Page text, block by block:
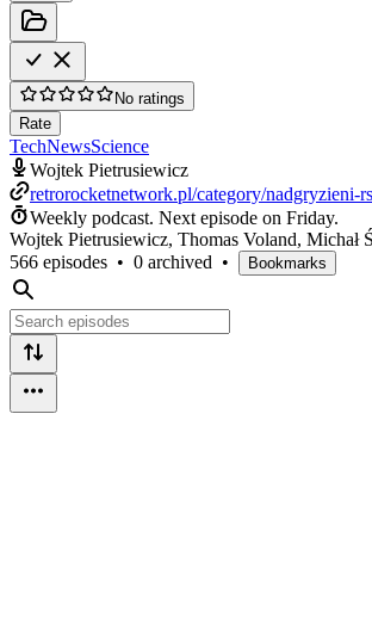
No ratings
Rate
TechNewsScience
Wojtek Pietrusiewicz
retrorocketnetwork.pl/category/nadgryzieni-
Weekly podcast. Next episode on Friday.
Wojtek Pietrusiewicz, Thomas Voland,
566 episodes • 0 archived • Bookmarks